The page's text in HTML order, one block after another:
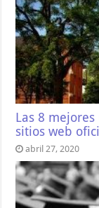
Las 8
sitios web
abril 27, 2020